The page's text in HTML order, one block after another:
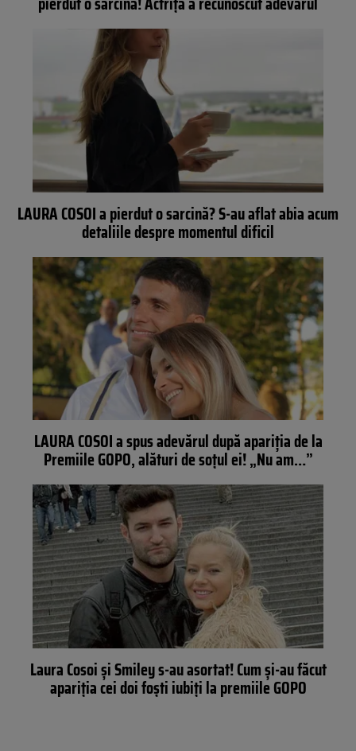
LAURA COSOI a pierdut o sarcină? S-au aflat abia acum
detaliile despre momentul dificil
LAURA COSOI a spus adevărul după apariţia de la
Premiile GOPO, alături de soţul ei! „Nu am…”
Laura Cosoi şi Smiley s-au asortat! Cum şi-au făcut
apariţia cei doi foşti iubiţi la premiile GOPO